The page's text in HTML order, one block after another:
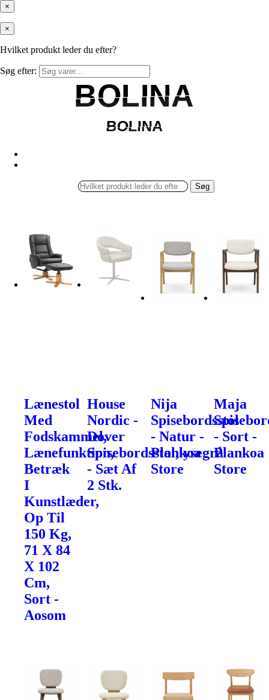
×
×
Hvilket produkt leder du efter?
Søg efter:
BOLINA
BOLINA
BOLINA
BOLINA
Søg
Lænestol
Med
Fodskammel,
Lænefunktion,
Betræk
I
Kunstlæder,
Op Til
150 Kg,
71 X 84
X 102
Cm,
Sort -
Aosom
House
Nordic -
Dover
Spisebordsstol,lysegrå
- Sæt Af
2 Stk.
Nija
Spisebordsstol
- Natur -
Plankoa
Store
Maja
- Sort -
Plankoa
Store